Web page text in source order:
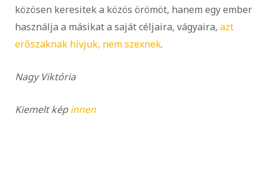
közösen keresitek a közös örömöt, hanem egy ember
használja a másikat a saját céljaira, vágyaira, azt
erőszaknak hívjuk, nem szexnek.
Nagy Viktória
Kiemelt képinnen